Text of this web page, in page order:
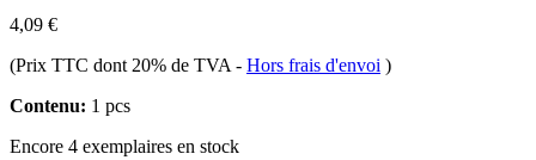
4,09 €
(Prix TTC dont 20% de TVA - Hors frais d'envoi )
Contenu: 1 pcs
Encore 4 exemplaires en stock